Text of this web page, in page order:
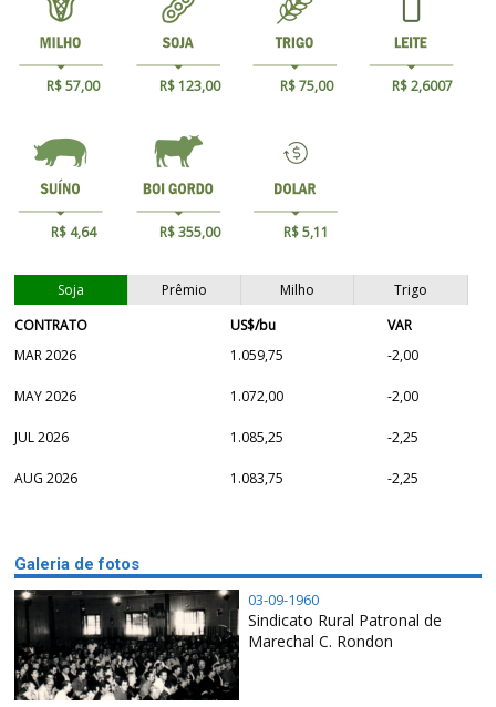
R$ 57,00 R$ 123,00 R$ 75,00 R$ 2,6007
R$ 4,64 R$ 355,00 R$ 5,11
Soja Prêmio Milho
Trigo
CONTRATO
US$/bu
VAR
MAR 2026
1.059,75 -2,00
MAY 2026 1.072,00 -2,00
JUL 2026 1.085,25 -2,25
AUG 2026 1.083,75 -2,25
Galeria de fotos
03-09-1960
Sindicato Rural Patronal de
Marechal C. Rondon